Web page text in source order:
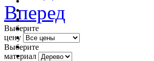
Вперед
Выберите
цену
Выберите
материал